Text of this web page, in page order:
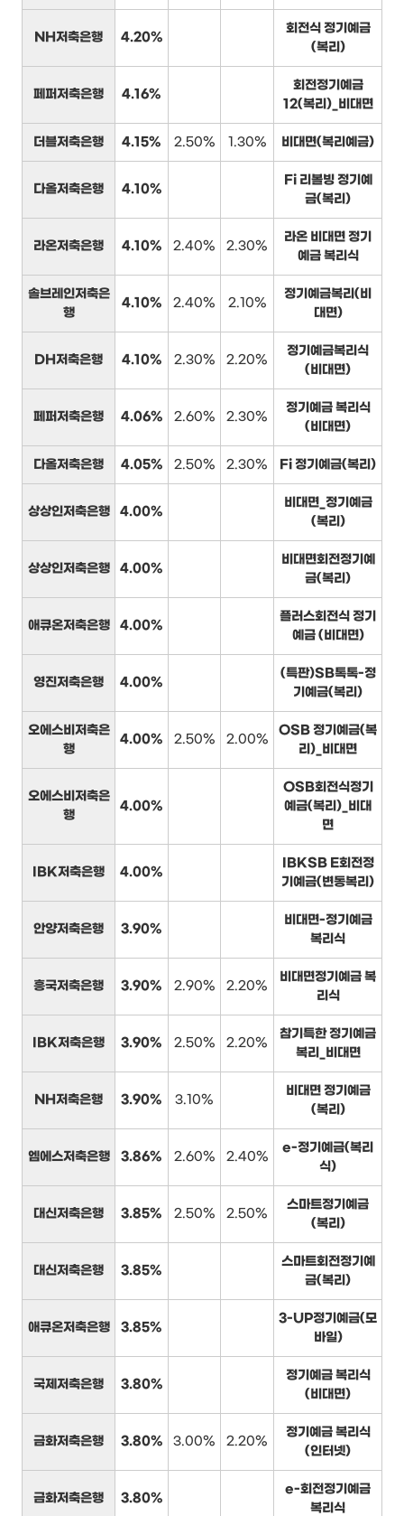
NH저축은행 4.20%
회전식 정기예금
(복리)
페퍼저축은행 4.16%
회전정기예금
12(복리)_비대면
더블저축은행 4.15% 2.50% 1.30% 비대면(복리예금)
다올저축은행 4.10%
Fi 리볼빙 정기예
금(복리)
라온저축은행 4.10% 2.40% 2.30%
라온 비대면 정기
예금 복리식
솔브레인저축은
행
4.10% 2.40% 2.10%
정기예금복리(비
대면)
DH저축은행 4.10% 2.30% 2.20%
정기예금복리식
(비대면)
페퍼저축은행 4.06% 2.60% 2.30%
정기예금 복리식
(비대면)
다올저축은행 4.05% 2.50% 2.30% Fi 정기예금(복리)
상상인저축은행 4.00%
비대면_정기예금
(복리)
상상인저축은행 4.00%
비대면회전정기예
금(복리)
애큐온저축은행 4.00%
플러스회전식 정기
예금 (비대면)
영진저축은행 4.00%
(특판)SB톡톡-정
기예금(복리)
오에스비저축은
행
4.00% 2.50% 2.00%
OSB 정기예금(복
리)_비대면
오에스비저축은
행
4.00%
OSB회전식정기
예금(복리)_비대
면
IBK저축은행 4.00%
IBKSB E회전정
기예금(변동복리)
안양저축은행 3.90%
비대면-정기예금
복리식
흥국저축은행 3.90% 2.90% 2.20%
비대면정기예금 복
리식
IBK저축은행 3.90% 2.50% 2.20%
참기특한 정기예금
복리_비대면
NH저축은행 3.90% 3.10%
비대면 정기예금
(복리)
엠에스저축은행 3.86% 2.60% 2.40%
e-정기예금(복리
식)
대신저축은행 3.85% 2.50% 2.50%
스마트정기예금
(복리)
대신저축은행 3.85%
스마트회전정기예
금(복리)
애큐온저축은행 3.85%
3-UP정기예금(모
바일)
국제저축은행 3.80%
정기예금 복리식
(비대면)
금화저축은행 3.80% 3.00% 2.20%
정기예금 복리식
(인터넷)
금화저축은행 3.80%
e-회전정기예금
복리식